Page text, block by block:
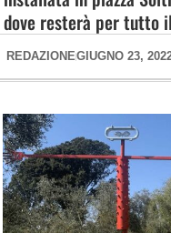
dove resterà per tutto
REDAZIONEGIUGNO 23,